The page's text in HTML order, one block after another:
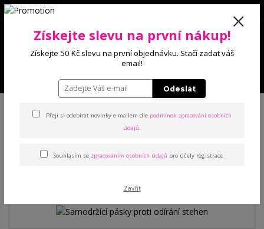
0 Kč
odírání stehen
Získejte slevu na první nákup!
Získejte 50 Kč slevu na první objednávku. Stačí zadat váš
email!
Odeslat
Přeji si odebírat novinky e-mailem dle podmínek zpracování osobních
údajů.
Souhlasím se zpracováním osobních údajů pro účely registrace.
Zavřít